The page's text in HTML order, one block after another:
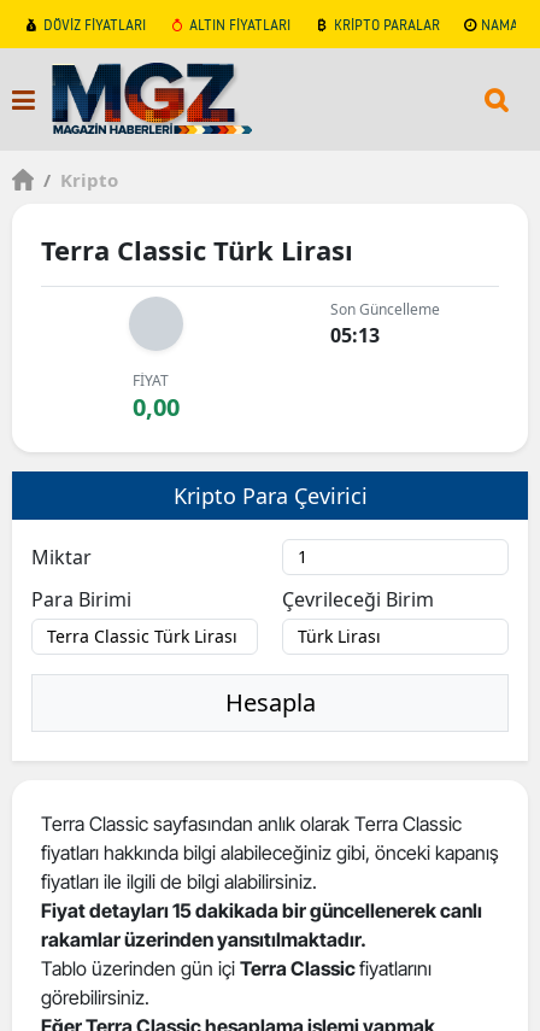
DÖVİZ FİYATLARI ALTIN FİYATLARI KRİPTO PARALAR NAMAZ
/ Kripto
Terra Classic Türk Lirası
Son Güncelleme
05:13
FİYAT
0,00
Kripto Para Çevirici
Miktar
Para Birimi
Çevrileceği Birim
Hesapla
Terra Classic sayfasından anlık olarak Terra Classic
fiyatları hakkında bilgi alabileceğiniz gibi, önceki kapanış
fiyatları ile ilgili de bilgi alabilirsiniz.
Fiyat detayları 15 dakikada bir güncellenerek canlı
rakamlar üzerinden yansıtılmaktadır.
Tablo üzerinden gün içi Terra Classicfiyatlarını
görebilirsiniz.